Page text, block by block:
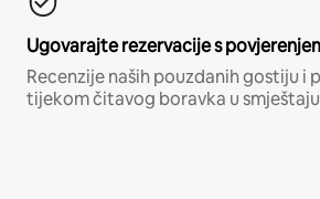
Ugovarajte rezervacije s
Recenzije naših pouzdanih gostiju i
tijekom čitavog boravka u